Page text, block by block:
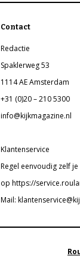
Contact
Redactie
Spaklerweg 53
1114 AE Amsterdam
+31 (0)20 – 210 5300
info@kijkmagazine.nl
Klantenservice
Regel eenvoudig zelf
op https://
Mail: